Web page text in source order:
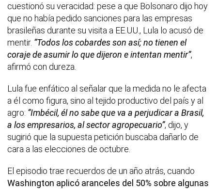
cuestionó su veracidad: pese a que Bolsonaro dijo hoy
que no había pedido sanciones para las empresas
brasileñas durante su visita a EE.UU., Lula lo acusó de
mentir. “Todos los cobardes son así; no tienen el
coraje de asumir lo que dijeron e intentan mentir”,
afirmó con dureza.
Lula fue enfático al señalar que la medida no le afecta
a él como figura, sino al tejido productivo del país y al
agro: “Imbécil, él no sabe que va a perjudicar a Brasil,
a los empresarios, al sector agropecuario”, dijo, y
sugirió que la supuesta petición buscaba dañarlo de
cara a las elecciones de octubre.
El episodio trae recuerdos de un año atrás, cuando
Washington aplicó aranceles del 50% sobre algunas